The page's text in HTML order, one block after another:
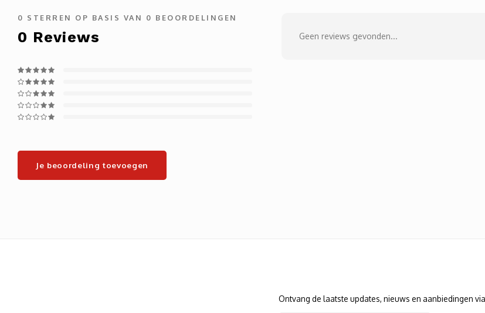
0 STERREN OP BASIS VAN 0 BEOORDELINGEN
0 Reviews
Je beoordeling toevoegen
Geen reviews gevonden...
Ontvang de laatste updates, nieuws en aanbiedingen